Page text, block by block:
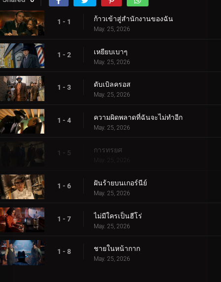
1 - 1 ก้าวเข้าสู่สำนักงานของฉัน
May. 25, 2026
1 - 2 เหยียบเบาๆ
May. 25, 2026
1 - 3 ดับเบิลครอส
May. 25, 2026
1 - 4 ความผิดพลาดที่ฉันจะไม่ทำอีก
May. 25, 2026
1 - 5 การทรยศ
May. 25, 2026
1 - 6 ฝันร้ายบนเกอร์นีย์
May. 25, 2026
1 - 7 ไม่มีใครเป็นฮีโร่
May. 25, 2026
1 - 8 ชายในหน้ากาก
May. 25, 2026